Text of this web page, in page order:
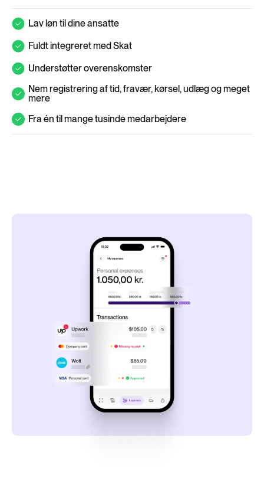
Lav løn til dine ansatte
Fuldt integreret med Skat
Understøtter overenskomster
Nem registrering af tid, fravær, kørsel, udlæg og meget
mere
Fra én til mange tusinde medarbejdere